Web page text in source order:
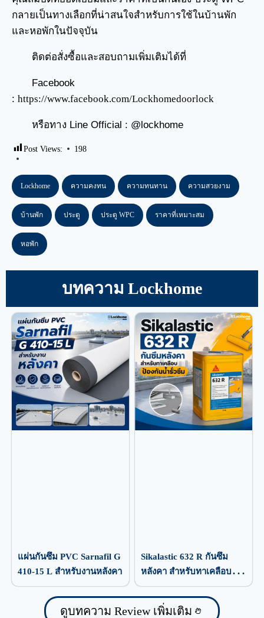
กลายเป็นทางเลือกที่น่าสนใจสำหรับการใช้ในบ้านพัก
และหอพักในปัจจุบัน
ติดต่อสั่งซื้อและสอบถามเพิ่มเติมได้ที่
Facebook
: https://www.facebook.com/Lockhomedoorlock
หรือทาง Line Official : @lockhome
Post Views: 198
Lockhome ความคงทน ความทนทาน ความสวยงาม
บ้านพัก ประตู ประตู WPC ราคาที่เหมาะสม
หอพัก
บทความ Lockhome
แผ่นกันซึม PVC Sarnafil G
410-15 L สำหรับงานหลังคา
Sikalastic 632 R กันซึม
หลังคา สำหรับทาเคลือบ
ป้องกันน้ำรั่วซึม
ดูบทความ Review เพิ่มเติม